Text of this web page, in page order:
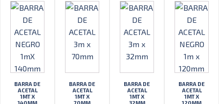
BARRA DE
ACETAL
1MT X
BARRA DE
ACETAL
1MT X
BARRA DE
ACETAL
1MT X
BARRA DE
ACETAL
1MT X